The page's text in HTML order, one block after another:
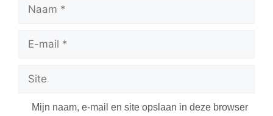
Mijn naam, e-mail en site opslaan in deze browser